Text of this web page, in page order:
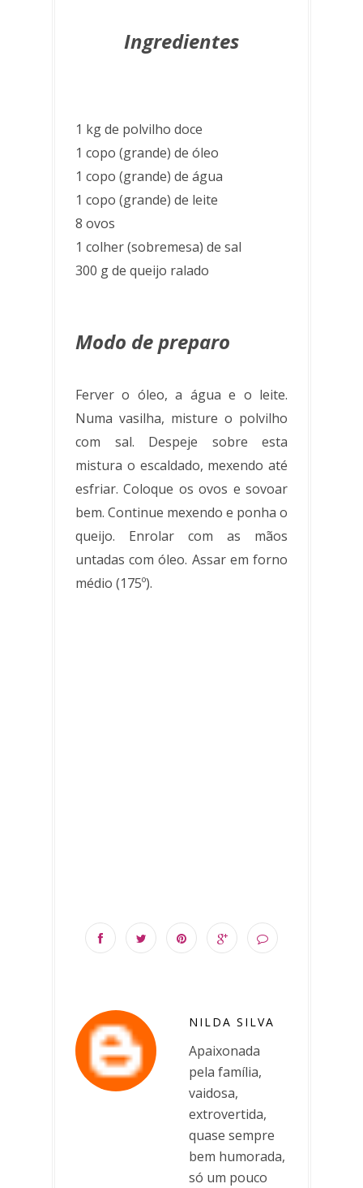
Ingredientes
1 kg de polvilho doce
1 copo (grande) de óleo
1 copo (grande) de água
1 copo (grande) de leite
8 ovos
1 colher (sobremesa) de sal
300 g de queijo ralado
Modo de preparo
Ferver o óleo, a água e o leite.
Numa vasilha, misture o polvilho
com sal. Despeje sobre esta
mistura o escaldado, mexendo até
esfriar. Coloque os ovos e sovoar
bem. Continue mexendo e ponha o
queijo. Enrolar com as mãos
untadas com óleo. Assar em forno
médio (175º).
NILDA SILVA
Apaixonada
pela família,
vaidosa,
extrovertida,
quase sempre
bem humorada,
só um pouco